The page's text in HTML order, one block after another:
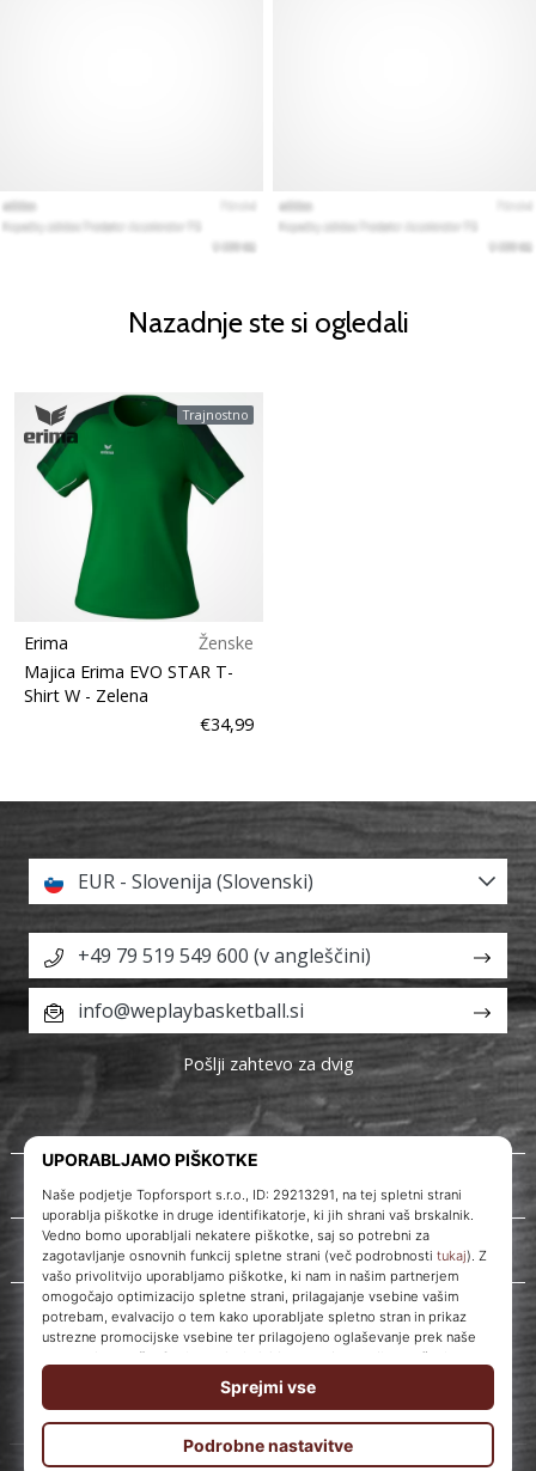
Nazadnje ste si ogledali
Trajnostno
Erima
Ženske
Majica Erima EVO STAR T-
Shirt W - Zelena
€34,99
WePlayBasketball.si
O nas
Storitve za stranke
EUR - Slovenija (Slovenski)
+49 79 519 549 600 (v angleščini)
info@weplaybasketball.si
Pošlji zahtevo za dvig